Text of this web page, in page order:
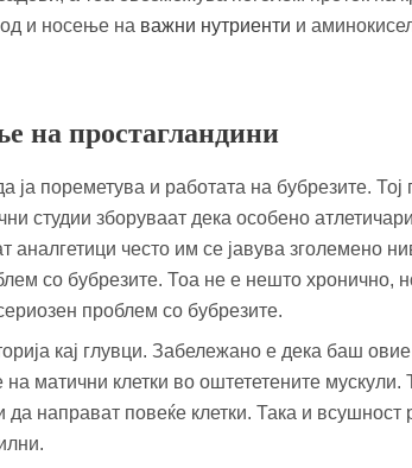
и носење на важни нутриенти и
на простагландини
пореметува и работата на бубрезите. Тој
студии зборуваат дека особено
аналгетици често им се јавува зголемено
со бубрезите. Тоа не е нешто хронично,
проблем со бубрезите.
кај глувци. Забележано е дека баш овие
матични клетки во оштететените мускули.
направат повеќе клетки. Така и всушност